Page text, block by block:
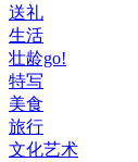
送礼
生活
壮龄go!
特写
美食
旅行
文化艺术